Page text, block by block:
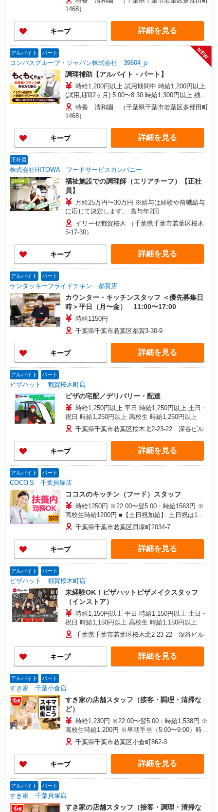
1468）
キープ 詳細を見る
アルバイト パート
コンパスグループ・ジャパン株式会社 39604_p
NEW
調理補助【アルバイト・パート】
時給1,200円以上 試用期間中 時給1,200円以上
(試用期間2ヶ月) 5:00〜8:30 時給1,300円以上 残業
が発生した場合、残業代を1分単位で別途支給しま
す。
特養 清和園 （千葉県千葉市若葉区多部田町
1468）
キープ 詳細を見る
正社員
株式会社HITOWA フードサービスカンパニー
福祉施設での調理師（エリアチーフ）【正社
員】
月給25万円〜30万円 ※給与は経験や前職給与
に応じて決定します。 賞与年2回
イリーゼ都賀桜木 （千葉県千葉市若葉区桜木
5-17-30）
キープ 詳細を見る
アルバイト パート
ケンタッキーフライドチキン 都賀店
カウンター・キッチンスタッフ ＜優先募集日
時＞平日（月〜金） 11:00〜17:00
時給1150円
千葉県千葉市若葉区都賀3-30-9
キープ 詳細を見る
アルバイト パート
ピザハット 都賀桜木町店
ピザの宅配／デリバリー・配達
時給1,250円以上 平日 時給1,250円以上 土日・
祝日 時給1,250円以上 高校生 時給1,250円以上
千葉県千葉市若葉区桜木北2-23-22 深谷ビル
キープ 詳細を見る
アルバイト パート
COCO’S 千葉貝塚店
ココスのキッチン（フード）スタッフ
時給1250円 ※22:00〜翌5:00：時給1563円 ※
高校生時給1200円 ■【土日祝加給】 土日祝は1時
間当たり＋100円 ■特別手当 早朝手当（5:00〜
8:00）時給＋100円
千葉県千葉市若葉区貝塚町2034-7
キープ 詳細を見る
アルバイト パート
ピザハット 都賀桜木町店
未経験OK！ピザハットピザメイクスタッフ
（インストア）
時給1,150円以上 平日 時給1,150円以上 土日・
祝日 時給1,150円以上 高校生 時給1,150円以上
千葉県千葉市若葉区桜木北2-23-22 深谷ビル
キープ 詳細を見る
アルバイト パート
すき家 千葉小倉店
すき家の店舗スタッフ（接客・調理・清掃な
ど）
時給1,230円 ※22:00〜翌5:00：時給1,538円 ※
高校生時給1,200円 ※早朝手当（5:00〜9:00）時給
＋150円
千葉県千葉市若葉区小倉町862-3
キープ 詳細を見る
アルバイト パート
すき家 千葉貝塚店
すき家の店舗スタッフ（接客・調理・清掃な